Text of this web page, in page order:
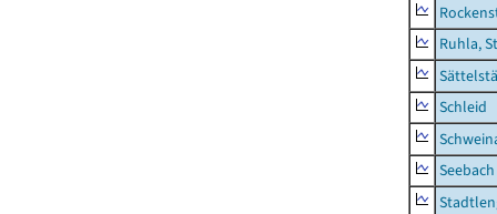
Ruhla,
Schleid
Seebach